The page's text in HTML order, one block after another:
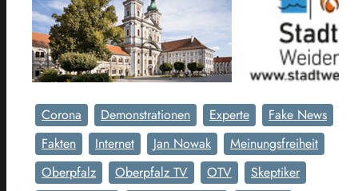
Corona Demonstrationen Experte
Fake News
Fakten
Internet Jan Nowak
Meinungsfreiheit
Oberpfalz
Oberpfalz TV OTV
Skeptiker